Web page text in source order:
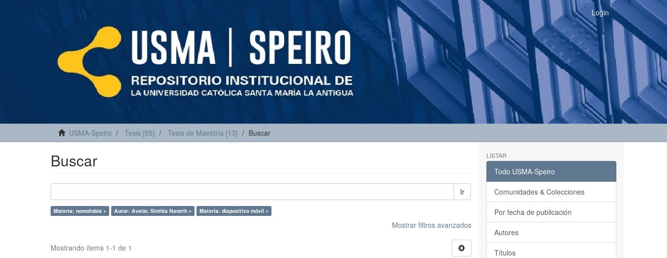
Login
USMA-Speiro Tesis [55] Tesis de Maestría [13] Buscar
Buscar
Ir
Materia: nomofobia × Autor: Avelar, Sinthia Naneth × Materia: dispositivo móvil ×
Mostrar filtros avanzados
Mostrando ítems 1-1 de 1
LISTAR
Todo USMA-Speiro
Comunidades & Colecciones
Por fecha de publicación
Autores
Títulos